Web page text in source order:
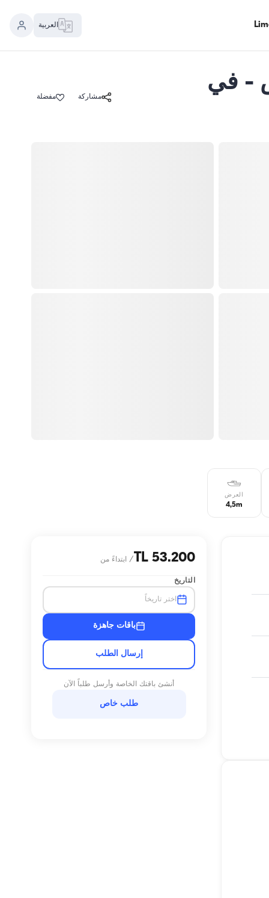
العربية
- سعة 8 شخص - في
مشاركة مفضلة
العرض
4,5m
53.200 TL
/ ابتداءً من
التاريخ
اختر تاريخاً
باقات جاهزة
إرسال الطلب
أنشئ باقتك الخاصة وأرسل طلباً الآن
طلب خاص